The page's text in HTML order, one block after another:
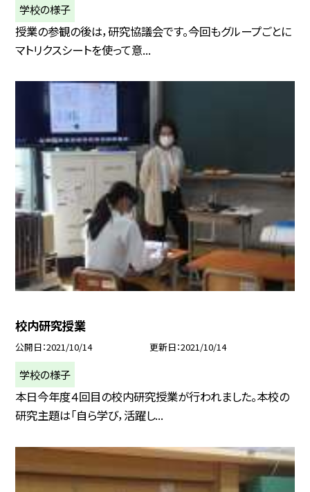
学校の様子
授業の参観の後は，研究協議会です。今回もグループごとに
マトリクスシートを使って意...
校内研究授業
公開日 2021/10/14 更新日 2021/10/14
学校の様子
本日今年度４回目の校内研究授業が行われました。本校の
研究主題は「自ら学び，活躍し...